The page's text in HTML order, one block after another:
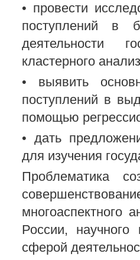
• провести
поступлений в
деятельности
кластерного
• выявить
поступлений в
помощью
• дать
для изучения
Проблематика
многоаспектного
России, научного
сферой